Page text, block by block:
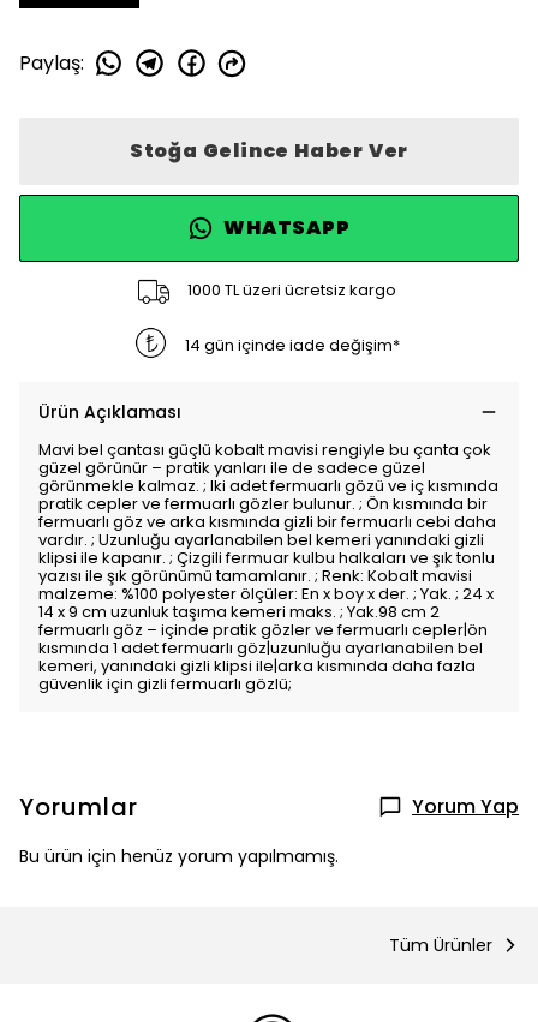
Paylaş:
Stoğa Gelince Haber Ver
WHATSAPP
1000 TL üzeri ücretsiz kargo
14 gün içinde iade değişim*
Ürün Açıklaması
Mavi bel çantası güçlü kobalt mavisi rengiyle bu çanta çok
güzel görünür – pratik yanları ile de sadece güzel
görünmekle kalmaz. ; Iki adet fermuarlı gözü ve iç kısmında
pratik cepler ve fermuarlı gözler bulunur. ; Ön kısmında bir
fermuarlı göz ve arka kısmında gizli bir fermuarlı cebi daha
vardır. ; Uzunluğu ayarlanabilen bel kemeri yanındaki gizli
klipsi ile kapanır. ; Çizgili fermuar kulbu halkaları ve şık tonlu
yazısı ile şık görünümü tamamlanır. ; Renk: Kobalt mavisi
malzeme: %100 polyester ölçüler: En x boy x der. ; Yak. ; 24 x
14 x 9 cm uzunluk taşıma kemeri maks. ; Yak.98 cm 2
fermuarlı göz – içinde pratik gözler ve fermuarlı cepler|ön
kısmında 1 adet fermuarlı göz|uzunluğu ayarlanabilen bel
kemeri, yanındaki gizli klipsi ile|arka kısmında daha fazla
güvenlik için gizli fermuarlı gözlü;
Yorumlar Yorum Yap
Bu ürün için henüz yorum yapılmamış.
Tüm Ürünler